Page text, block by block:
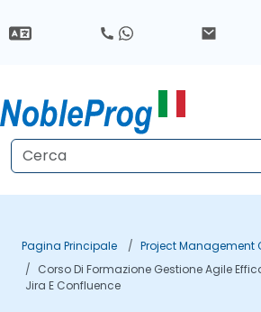
Pagina Principale Project Management
Corso Di Formazione Gestione Agile
Jira E Confluence